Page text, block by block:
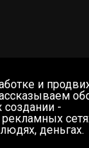
и
создании -
рекламных
деньгах.